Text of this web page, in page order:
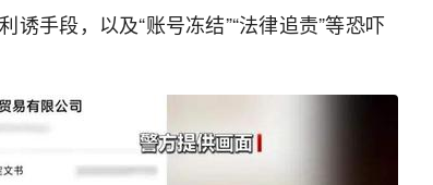
诱手段，以及“账号冻结”“法律追责”等恐吓